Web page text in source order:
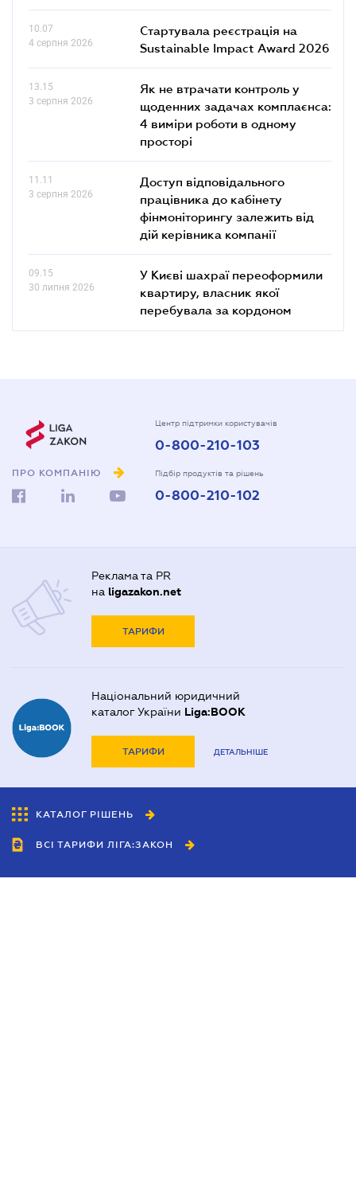
10.07
4 серпня 2026
Стартувала реєстрація на
Sustainable Impact Award 2026
13.15
3 серпня 2026
Як не втрачати контроль у
щоденних задачах комплаєнса:
4 виміри роботи в одному
просторі
11.11
3 серпня 2026
Доступ відповідального
працівника до кабінету
фінмоніторингу залежить від
дій керівника компанії
09.15
30 липня 2026
У Києві шахраї переоформили
квартиру, власник якої
перебувала за кордоном
ПРО КОМПАНІЮ
Центр підтримки користувачів
0-800-210-103
Підбір продуктів та рішень
0-800-210-102
Реклама та PR
на ligazakon.net
ТАРИФИ
Національний юридичний
каталог України Liga:BOOK
ТАРИФИ ДЕТАЛЬНІШЕ
КАТАЛОГ РІШЕНЬ
ВСІ ТАРИФИ ЛІГА:ЗАКОН